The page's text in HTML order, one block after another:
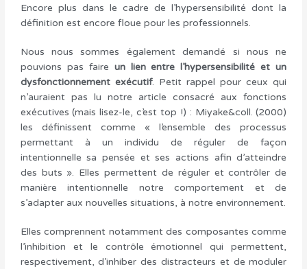
Encore plus dans le cadre de l’hypersensibilité dont la
définition est encore floue pour les professionnels.
Nous nous sommes également demandé si nous ne
pouvions pas faire un lien entre l’hypersensibilité et un
dysfonctionnement exécutif. Petit rappel pour ceux qui
n’auraient pas lu notre article consacré aux fonctions
exécutives (mais lisez-le, c’est top !) : Miyake&coll. (2000)
les définissent comme « l’ensemble des processus
permettant à un individu de réguler de façon
intentionnelle sa pensée et ses actions afin d’atteindre
des buts ». Elles permettent de réguler et contrôler de
manière intentionnelle notre comportement et de
s’adapter aux nouvelles situations, à notre environnement.
Elles comprennent notamment des composantes comme
l’inhibition et le contrôle émotionnel qui permettent,
respectivement, d’inhiber des distracteurs et de moduler